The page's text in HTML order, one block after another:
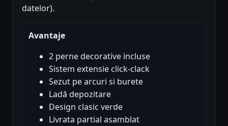
datelor).
Avantaje
2 perne decorative incluse
Sistem extensie click-clack
Sezut pe arcuri si burete
Ladă depozitare
Design clasic verde
Livrata partial asamblat